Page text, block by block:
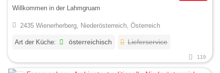
Willkommen in der Lahmgruam
2435 Wienerherberg, Niederösterreich, Österreich
Art der Küche: österreichisch Lieferservice
119